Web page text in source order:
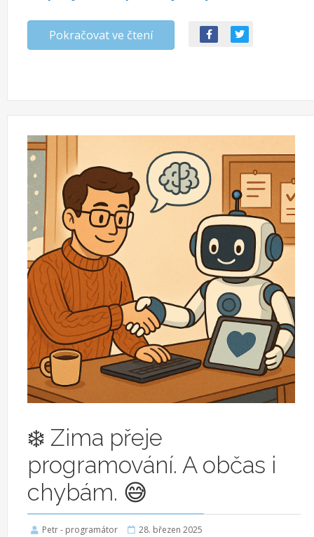
Pokračovat ve čtení
❄️ Zima přeje
programování. A občas i
chybám. 😅
Petr - programátor 28. březen 2025